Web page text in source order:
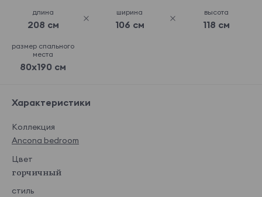
длина
208 см
ширина
106 см
высота
118 см
размер спального
места
80x190 см
Характеристики
Коллекция
Ancona bedroom
Цвет
горчичный
стиль